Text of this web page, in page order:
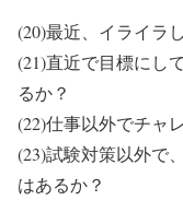
(20)最近、イライラ
(21)直近で目標にし
るか？
(22)仕事以外でチャ
(23)試験対策以外で
はあるか？